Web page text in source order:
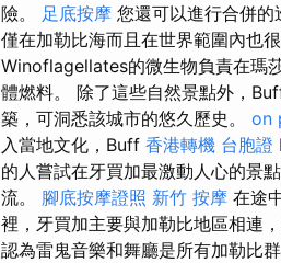
險。 足底按摩 您還可以進行合併的
僅在加勒比海而且在世界範圍內也
Winoflagellates的微生物負責在瑪
體燃料。 除了這些自然景點外，
築，可洞悉該城市的悠久歷史。 on
入當地文化，Buff 香港轉機 台胞證
的人嘗試在牙買加最激動人心的景
流。 腳底按摩證照 新竹 按摩 在途
裡，牙買加主要與加勒比地區相連
認為雷鬼音樂和舞廳是所有加勒比